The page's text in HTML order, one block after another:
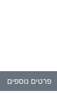
פרטים נוספים